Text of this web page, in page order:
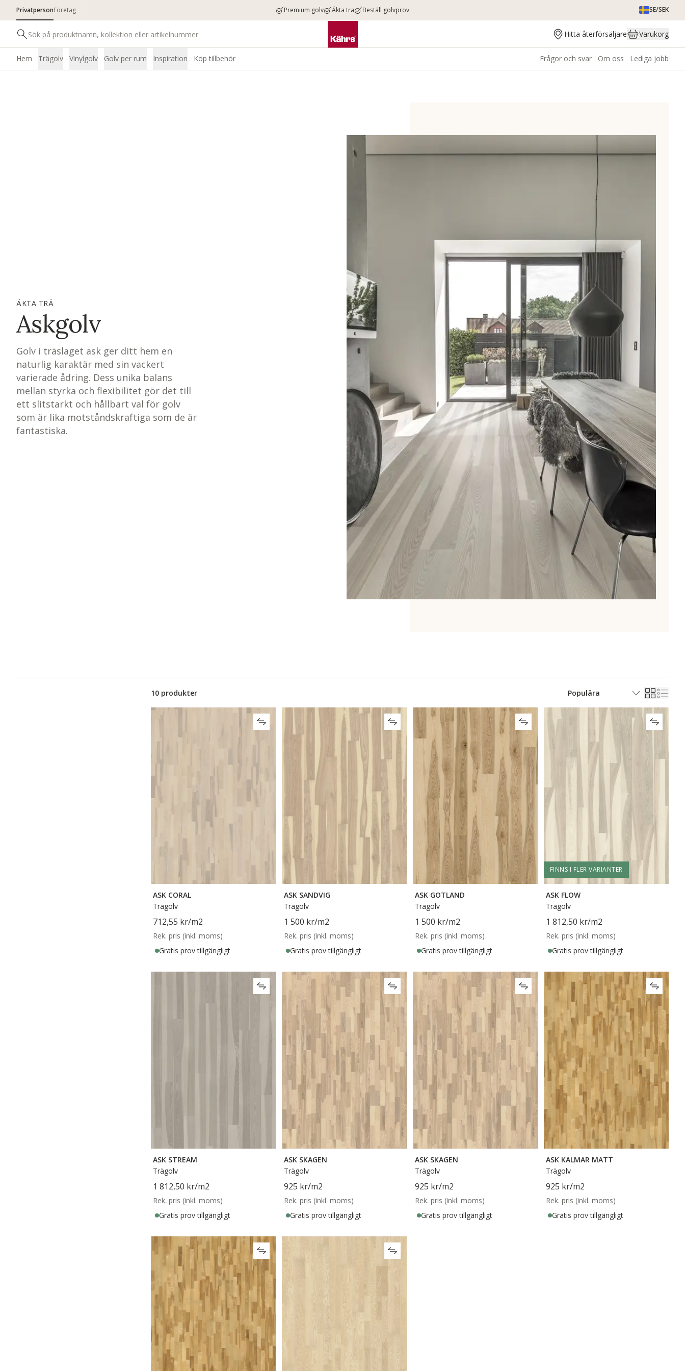
PrivatpersonFöretag Premium golv Äkta trä Beställ golvprov SE/SEK
Hitta återförsäljare Varukorg
Hem Trägolv Vinylgolv Golv per rum Inspiration Köp tillbehör Frågor och svar Om oss Lediga jobb
ÄKTA TRÄ
Askgolv
Golv i träslaget ask ger ditt hem en
naturlig karaktär med sin vackert
varierade ådring. Dess unika balans
mellan styrka och flexibilitet gör det till
ett slitstarkt och hållbart val för golv
som är lika motståndskraftiga som de är
fantastiska.
10 produkter
ASK CORAL
Trägolv
712,55 kr/m2
Rek. pris (inkl. moms)
Gratis prov tillgängligt
ASK SANDVIG
Trägolv
1 500 kr/m2
Rek. pris (inkl. moms)
Gratis prov tillgängligt
ASK GOTLAND
Trägolv
1 500 kr/m2
Rek. pris (inkl. moms)
Gratis prov tillgängligt
FINNS I FLER VARIANTER
ASK FLOW
Trägolv
1 812,50 kr/m2
Rek. pris (inkl. moms)
Gratis prov tillgängligt
ASK STREAM
Trägolv
1 812,50 kr/m2
Rek. pris (inkl. moms)
Gratis prov tillgängligt
ASK SKAGEN
Trägolv
925 kr/m2
Rek. pris (inkl. moms)
Gratis prov tillgängligt
ASK SKAGEN
Trägolv
925 kr/m2
Rek. pris (inkl. moms)
Gratis prov tillgängligt
ASK KALMAR MATT
Trägolv
925 kr/m2
Rek. pris (inkl. moms)
Gratis prov tillgängligt